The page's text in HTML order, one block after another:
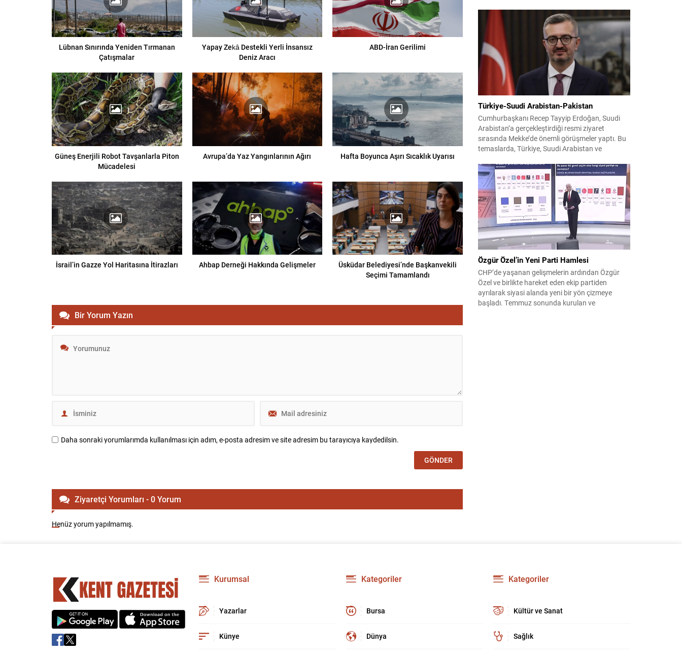
Lübnan Sınırında Yeniden Tırmanan
Çatışmalar
Yapay Zekâ Destekli Yerli İnsansız
Deniz Aracı
ABD-İran Gerilimi
Güneş Enerjili Robot Tavşanlarla Piton
Mücadelesi
Avrupa’da Yaz Yangınlarının Ağırı Hafta Boyunca Aşırı Sıcaklık Uyarısı
İsrail’in Gazze Yol Haritasına İtirazları Ahbap Derneği Hakkında Gelişmeler
Üsküdar Belediyesi’nde Başkanvekili
Seçimi Tamamlandı
Bir Yorum Yazın
Daha sonraki yorumlarımda kullanılması için adım, e-posta adresim ve site adresim bu tarayıcıya kaydedilsin.
Ziyaretçi Yorumları - 0 Yorum
Henüz yorum yapılmamış.
görev yapan 178 tim ve 742 personel, sahada
aktif olarak halkı bilinçlendirdi ve denetim
faaliyetleri gerçekleştirdi. Faaliyetler esnasında
bin 315 biçerdöver ve balya...
Türkiye-Suudi Arabistan-Pakistan
Cumhurbaşkanı Recep Tayyip Erdoğan, Suudi
Arabistan’a gerçekleştirdiği resmi ziyaret
sırasında Mekke’de önemli görüşmeler yaptı. Bu
temaslarda, Türkiye, Suudi Arabistan ve
birliği çerçevesi oluşturuldu. Ziyaretin en somut
çıktısı, üç ülkenin imza attığı Mekke Ortak
Savunma Anlaşması oldu. Anlaşma; ortak
güvenlik yaklaşımıyla bölgesel barış, istikrar...
Özgür Özel’in Yeni Parti Hamlesi
CHP’de yaşanan gelişmelerin ardından Özgür
Özel ve birlikte hareket eden ekip partiden
ayrılarak siyasi alanda yeni bir yön çizmeye
başladı. Temmuz sonunda kurulan ve
Kurumsal
Yazarlar
Künye
Kategoriler
Bursa
Dünya
Kategoriler
Kültür ve Sanat
Sağlık